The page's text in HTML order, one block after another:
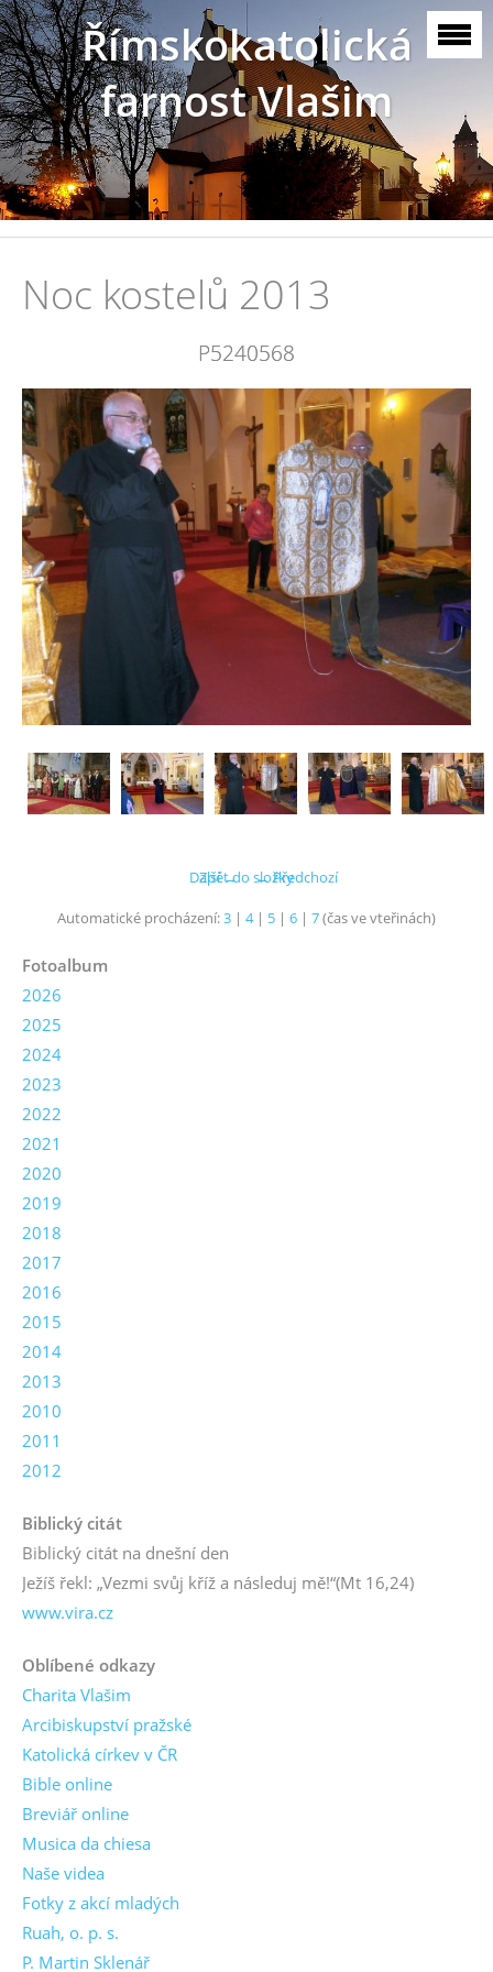
Římskokatolická
farnost Vlašim
Noc kostelů 2013
P5240568
← Předchozí
Další →
Zpět do složky
Automatické procházení:3 | 4| 5 | 6 | 7(čas ve vteřinách)
Fotoalbum
2026
2025
2024
2023
2022
2021
2020
2019
2018
2017
2016
2015
2014
2013
2010
2011
2012
Biblický citát
Biblický citát na dnešní den
Ježíš řekl: „Vezmi svůj kříž a následuj mě!“(Mt 16,24)
www.vira.cz
Oblíbené odkazy
Charita Vlašim
Arcibiskupství pražské
Katolická církev v ČR
Bible online
Breviář online
Musica da chiesa
Naše videa
Fotky z akcí mladých
Ruah, o. p. s.
P. Martin Sklenář